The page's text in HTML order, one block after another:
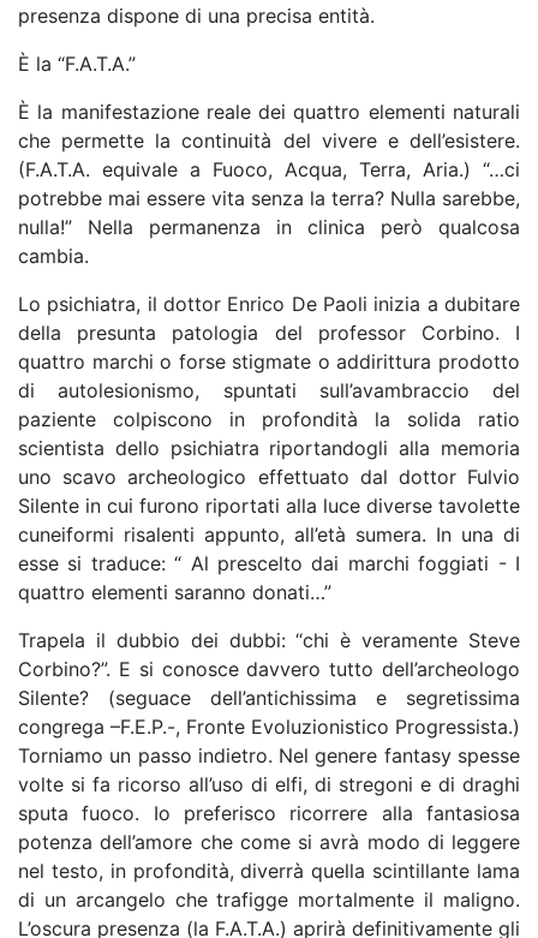
presenza dispone di una precisa entità.
È la “F.A.T.A.”
È la manifestazione reale dei quattro elementi naturali
che permette la continuità del vivere e dell’esistere.
(F.A.T.A. equivale a Fuoco, Acqua, Terra, Aria.) “…ci
potrebbe mai essere vita senza la terra? Nulla sarebbe,
nulla!” Nella permanenza in clinica però qualcosa
cambia.
Lo psichiatra, il dottor Enrico De Paoli inizia a dubitare
della presunta patologia del professor Corbino. I
quattro marchi o forse stigmate o addirittura prodotto
di autolesionismo, spuntati sull’avambraccio del
paziente colpiscono in profondità la solida ratio
scientista dello psichiatra riportandogli alla memoria
uno scavo archeologico effettuato dal dottor Fulvio
Silente in cui furono riportati alla luce diverse tavolette
cuneiformi risalenti appunto, all’età sumera. In una di
esse si traduce: “ Al prescelto dai marchi foggiati - I
quattro elementi saranno donati…”
Trapela il dubbio dei dubbi: “chi è veramente Steve
Corbino?”. E si conosce davvero tutto dell’archeologo
Silente? (seguace dell’antichissima e segretissima
congrega –F.E.P.-, Fronte Evoluzionistico Progressista.)
Torniamo un passo indietro. Nel genere fantasy spesse
volte si fa ricorso all’uso di elfi, di stregoni e di draghi
sputa fuoco. Io preferisco ricorrere alla fantasiosa
potenza dell’amore che come si avrà modo di leggere
nel testo, in profondità, diverrà quella scintillante lama
di un arcangelo che trafigge mortalmente il maligno.
L’oscura presenza (la F.A.T.A.) aprirà definitivamente gli